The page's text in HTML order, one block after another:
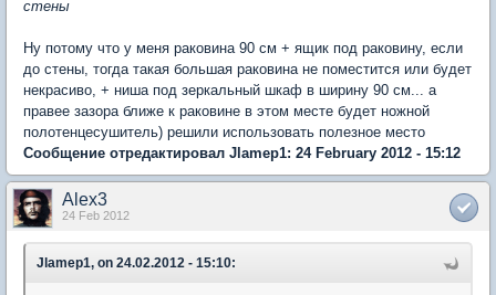
стены
Ну потому что у меня раковина 90 см + ящик под раковину, если
до стены, тогда такая большая раковина не поместится или будет
некрасиво, + ниша под зеркальный шкаф в ширину 90 см... а
правее зазора ближе к раковине в этом месте будет ножной
полотенцесушитель) решили использовать полезное место
Сообщение отредактировал Jlamep1: 24 February 2012 - 15:12
Alex3
24 Feb 2012
Jlamep1, on 24.02.2012 - 15:10: